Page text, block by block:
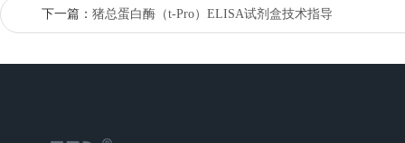
下一篇： 猪总蛋白酶（t-Pro）ELISA试剂盒技术指导